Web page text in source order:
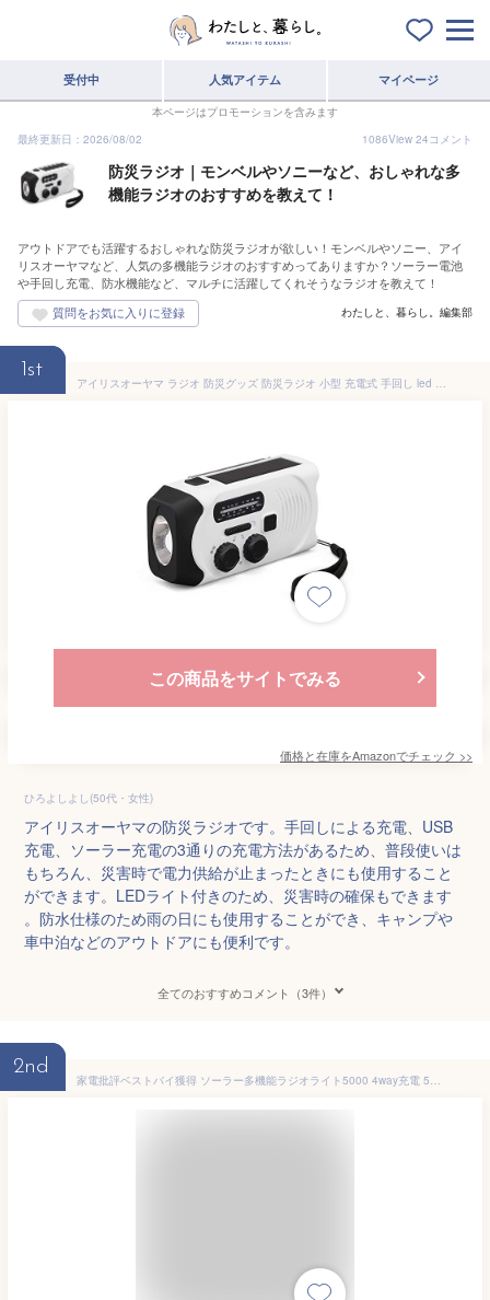
受付中 人気アイテム マイページ
本ページはプロモーションを含みます
最終更新日：2026/08/02
1086View 24コメント
防災ラジオ｜モンベルやソニーなど、おしゃれな多
機能ラジオのおすすめを教えて！
アウトドアでも活躍するおしゃれな防災ラジオが欲しい！モンベルやソニー、アイ
リスオーヤマなど、人気の多機能ラジオのおすすめってありますか？ソーラー電池
や手回し充電、防水機能など、マルチに活躍してくれそうなラジオを教えて！
わたしと、暮らし。編集部
1st
アイリスオーヤマ ラジオ 防災グッズ 防災ラジオ 小型 充電式 手回し led ライト バッテリー 携帯 手回し充電ラジオライト JTL-29 ホワイト 幅約6.2×奥行約14.6×高さ約7.8(cm)
この商品をサイトでみる
価格と在庫をAmazonでチェック >>
ひろよしよし(50代・女性)
アイリスオーヤマの防災ラジオです。手回しによる充電、USB
充電、ソーラー充電の3通りの充電方法があるため、普段使いは
もちろん、災害時で電力供給が止まったときにも使用すること
ができます。LEDライト付きのため、災害時の確保もできます
。防水仕様のため雨の日にも使用することができ、キャンプや
車中泊などのアウトドアにも便利です。
全てのおすすめコメント（3件）
2nd
家電批評ベストバイ獲得 ソーラー多機能ラジオライト5000 4way充電 5000mAhバッテリー搭載 スマホに充電可能な防災ライト 手回し充電 ソーラー充電 乾電池 USB充電 ワイドFM対応 PSE適合 防災グッズ 防災セット 地震対策 防災用品 非常用